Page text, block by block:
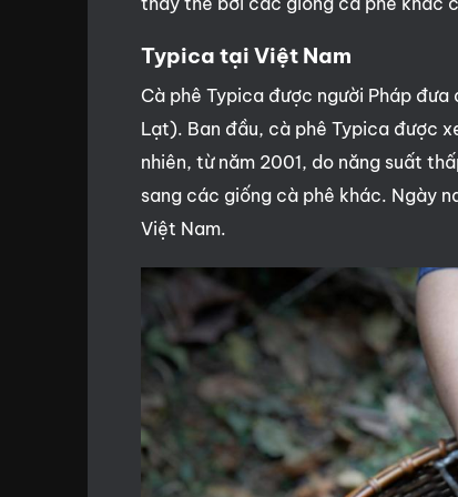
Typica tại Việt Nam
Cà phê Typica được người Pháp
Lạt). Ban đầu, cà phê Typica được
nhiên, từ năm 2001, do năng suất
sang các giống cà phê khác. Ngày
Việt Nam.